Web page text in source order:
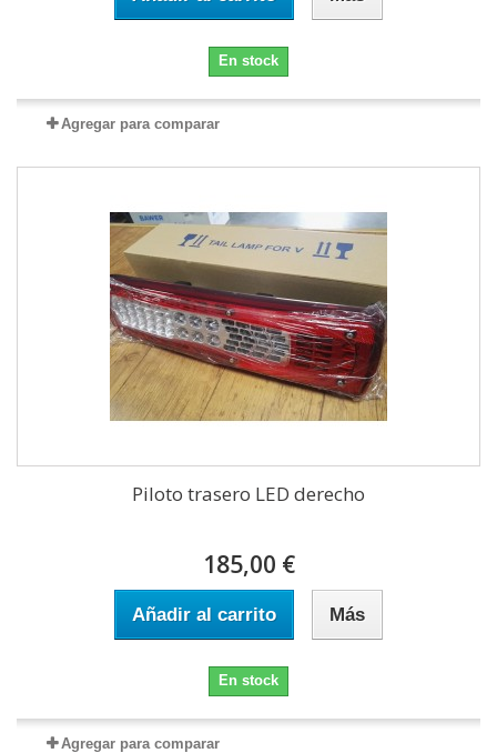
En stock
Agregar para comparar
Piloto trasero LED derecho
185,00 €
Añadir al carrito Más
En stock
Agregar para comparar